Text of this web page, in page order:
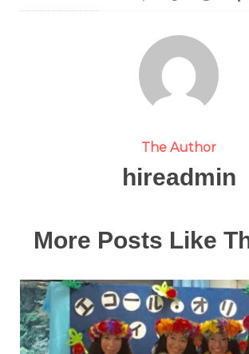
The Author
hireadmin
More Posts Like